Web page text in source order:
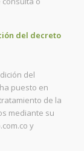
del decreto
del
puesto en
de la
mediante su
y